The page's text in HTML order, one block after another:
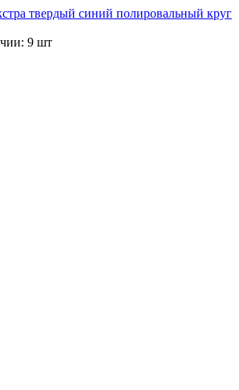
твердый синий полировальный круг
9 шт